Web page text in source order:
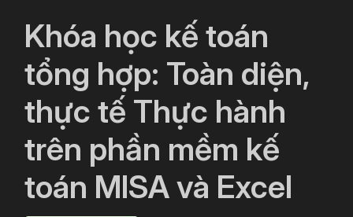
Khóa học kế toán
tổng hợp: Toàn diện,
thực tế Thực hành
trên phần mềm kế
toán MISA và Excel